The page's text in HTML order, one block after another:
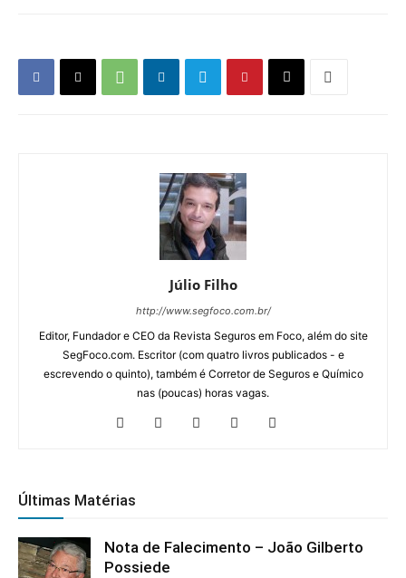
Júlio Filho
http://www.segfoco.com.br/
Editor, Fundador e CEO da Revista Seguros em Foco, além do site
SegFoco.com. Escritor (com quatro livros publicados - e
escrevendo o quinto), também é Corretor de Seguros e Químico
nas (poucas) horas vagas.
Últimas Matérias
Nota de Falecimento – João Gilberto
Possiede